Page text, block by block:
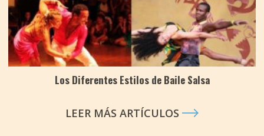
Los Diferentes Estilos de Baile Salsa
LEER MÁS ARTÍCULOS